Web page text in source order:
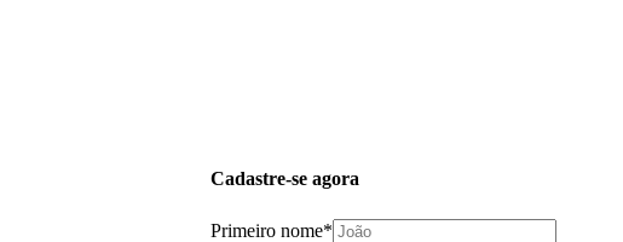
Cadastre-se agora
Primeiro nome*